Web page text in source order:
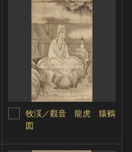
牧渓／觀音 龍虎 猿鶴
図